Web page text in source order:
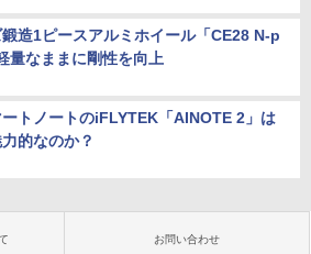
鍛造1ピースアルミホイール「CE28 N-p
量なままに剛性を向上
トノートのiFLYTEK「AINOTE 2」は
的なのか？
お問い合わせ